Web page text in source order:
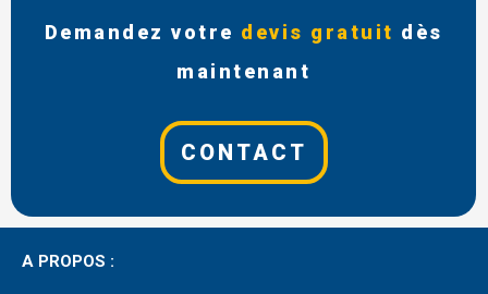
Demandez votre devis gratuit dès
maintenant
CONTACT
A PROPOS :